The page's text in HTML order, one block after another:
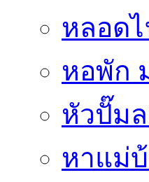
หลอด
หอพัก
หัวปั๊ม
หาแม่